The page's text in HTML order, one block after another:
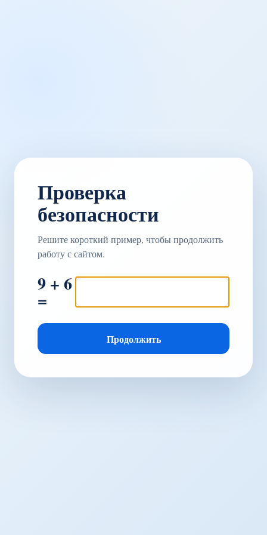
Проверка
безопасности
Решите короткий пример, чтобы продолжить
работу с сайтом.
9 + 6
=
Продолжить